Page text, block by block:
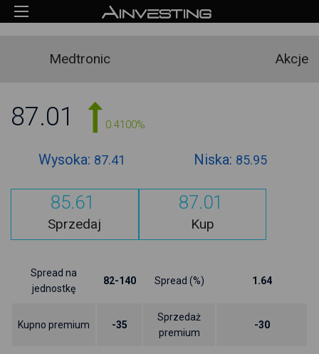
Medtronic Akcje
87.01 0.4100%
Wysoka: 87.41 Niska: 85.95
85.61
Sprzedaj
87.01
Kup
Spread na
jednostkę
82-140 Spread (%) 1.64
Kupno premium -35
Sprzedaż
premium
-30